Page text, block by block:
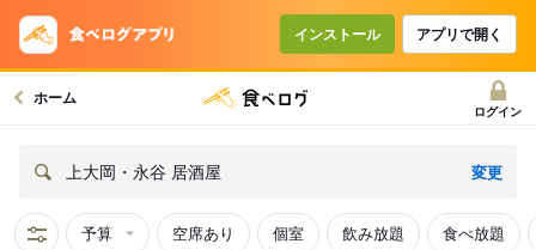
インストール アプリで開く
ホーム
ログイン
上大岡・永谷 居酒屋 変更
予算 空席あり 個室 飲み放題 食べ放題